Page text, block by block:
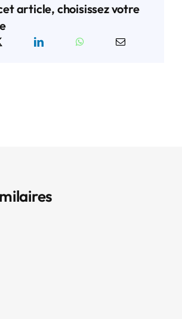
article, choisissez votre